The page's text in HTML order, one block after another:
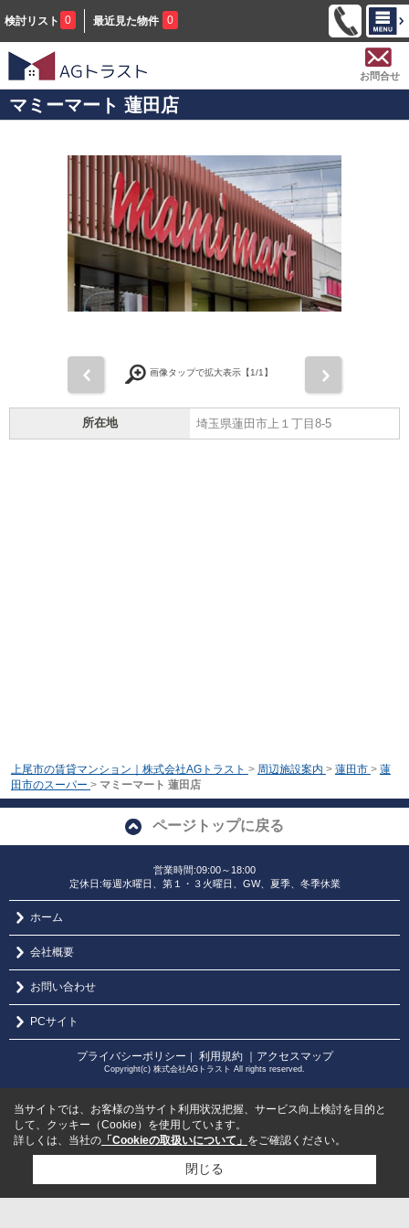
検討リスト 0 最近見た物件 0
お問合せ
マミーマート 蓮田店
画像タップで拡大表示【1/1】
所在地 埼玉県蓮田市上１丁目8-5
上尾市の賃貸マンション｜株式会社AGトラスト > 周辺施設案内 > 蓮田市 > 蓮
田市のスーパー > マミーマート 蓮田店
ページトップに戻る
営業時間:09:00～18:00
定休日:毎週水曜日、第１・３火曜日、GW、夏季、冬季休業
ホーム
会社概要
お問い合わせ
PCサイト
プライバシーポリシー ｜ 利用規約 ｜アクセスマップ
Copyright(c) 株式会社AGトラスト All rights reserved.
当サイトでは、お客様の当サイト利用状況把握、サービス向上検討を目的と
して、クッキー（Cookie）を使用しています。
詳しくは、当社の 「Cookieの取扱いについて」 をご確認ください。
閉じる